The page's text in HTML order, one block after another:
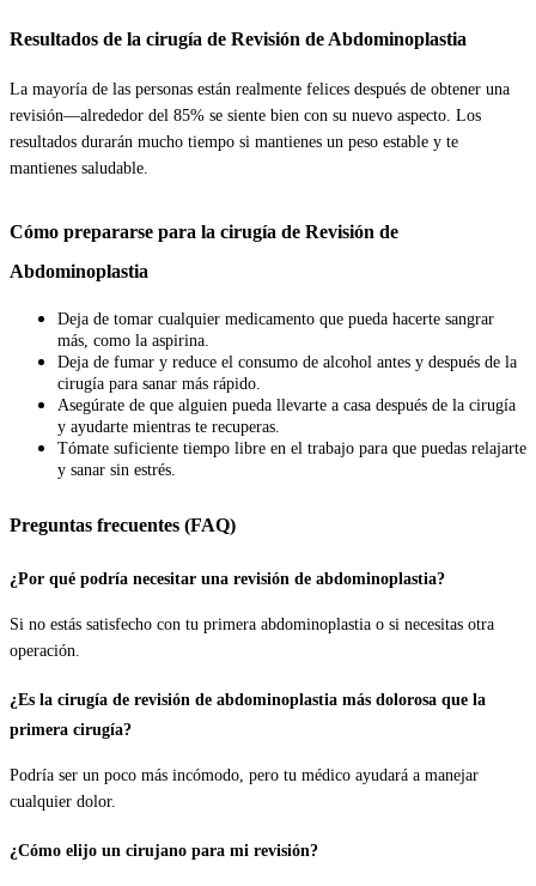
Resultados de la cirugía de Revisión de Abdominoplastia
La mayoría de las personas están realmente felices después de obtener una
revisión—alrededor del 85% se siente bien con su nuevo aspecto. Los
resultados durarán mucho tiempo si mantienes un peso estable y te
mantienes saludable.
Cómo prepararse para la cirugía de Revisión de
Abdominoplastia
Deja de tomar cualquier medicamento que pueda hacerte sangrar
más, como la aspirina.
Deja de fumar y reduce el consumo de alcohol antes y después de la
cirugía para sanar más rápido.
Asegúrate de que alguien pueda llevarte a casa después de la cirugía
y ayudarte mientras te recuperas.
Tómate suficiente tiempo libre en el trabajo para que puedas relajarte
y sanar sin estrés.
Preguntas frecuentes (FAQ)
¿Por qué podría necesitar una revisión de abdominoplastia?
Si no estás satisfecho con tu primera abdominoplastia o si necesitas otra
operación.
¿Es la cirugía de revisión de abdominoplastia más dolorosa que la
primera cirugía?
Podría ser un poco más incómodo, pero tu médico ayudará a manejar
cualquier dolor.
¿Cómo elijo un cirujano para mi revisión?